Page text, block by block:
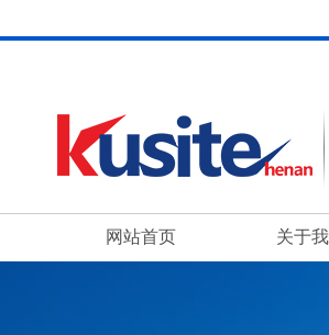
网站首页 关于